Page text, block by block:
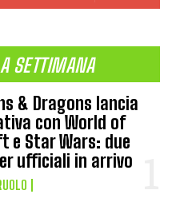
SETTIMANA
& Dragons lancia
con World of
e Star Wars: due
ufficiali in arrivo